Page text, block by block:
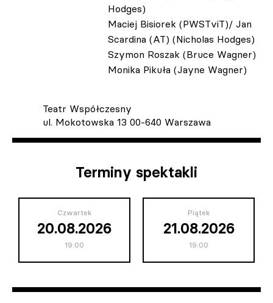
Hodges)
Maciej Bisiorek (PWSTviT)/ Jan
Scardina (AT) (Nicholas Hodges)
Szymon Roszak (Bruce Wagner)
Monika Pikuła (Jayne Wagner)
Teatr Współczesny
ul. Mokotowska 13 00-640 Warszawa
Terminy spektakli
Czwartek
20.08.2026
19:00
Piątek
21.08.2026
19:00